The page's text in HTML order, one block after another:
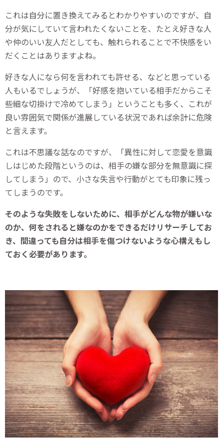
これは自分に置き換えてみるとわかりやすいのですが、自
分が気にしていて言われたくないことを、たとえ好きな人
や仲のいい友人だとしても、触れられることで不快感をい
だくことはありますよね。
好きな人になら何を言われても許せる、などと思っている
人もいるでしょうが、「好感を抱いている相手だからこそ
些細な切掛けで冷めてしまう」ということも多く、これが
良い雰囲気で関係が進展している状況であれば余計に危険
と言えます。
これは不思議な話なのですが、「異性に対して恋愛を意識
しはじめた段階というのは、相手の嫌な部分を無意識に探
してしまう」ので、小さな失言や行動がとても印象に残っ
てしまうのです。
そのような失敗をしないために、相手がどんな物が嫌いな
のか、何をされると嫌なのかをできるだけリサーチしてお
き、間違っても自分は相手を傷つけないような心構えもし
ておく必要があります。